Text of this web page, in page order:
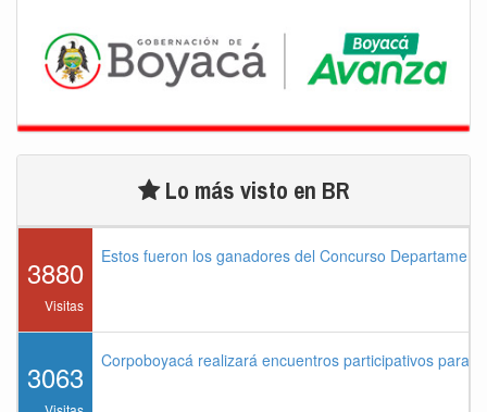
Lo más visto en BR
3880
Visitas
Estos fueron los ganadores del Concurso
3063 Corpoboyacá realizará encuentros participativos para